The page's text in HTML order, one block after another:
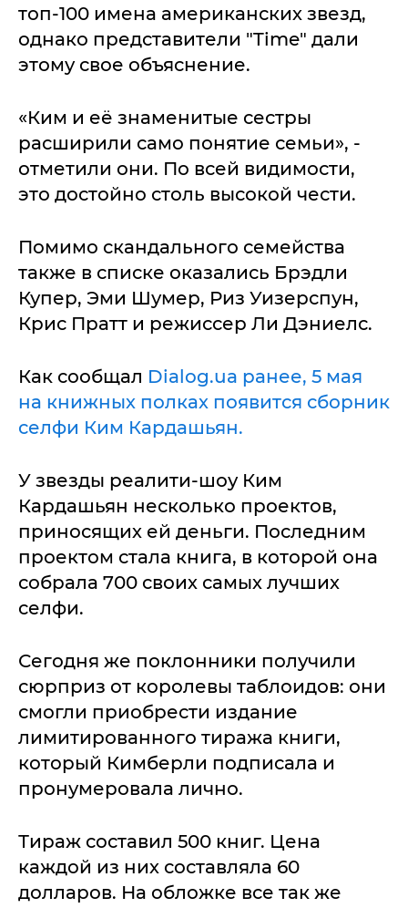
топ-100 имена американских звезд,
однако представители "Time" дали
этому свое объяснение.
«Ким и её знаменитые сестры
расширили само понятие семьи», -
отметили они. По всей видимости,
это достойно столь высокой чести.
Помимо скандального семейства
также в списке оказались Брэдли
Купер, Эми Шумер, Риз Уизерспун,
Крис Пратт и режиссер Ли Дэниелс.
Как сообщал Dialog.ua ранее, 5 мая
на книжных полках появится сборник
селфи Ким Кардашьян.
У звезды реалити-шоу Ким
Кардашьян несколько проектов,
приносящих ей деньги. Последним
проектом стала книга, в которой она
собрала 700 своих самых лучших
селфи.
Сегодня же поклонники получили
сюрприз от королевы таблоидов: они
смогли приобрести издание
лимитированного тиража книги,
который Кимберли подписала и
пронумеровала лично.
Тираж составил 500 книг. Цена
каждой из них составляла 60
долларов. На обложке все так же